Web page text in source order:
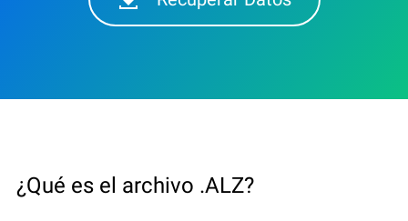
¿Qué es el archivo .ALZ?